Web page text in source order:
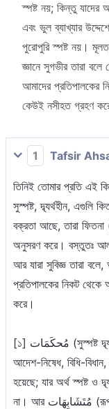
স্পষ্ট নয়; কিন্তু যাদের
এবং ভুল ব্যাখ্যার
পুরোপুরি স্পষ্ট নয়।
জ্ঞানে সুগভীর তারা
আমাদের প্রতিপালকের
কেউই নসীহত গ্রহণ
1 Tafsir
তিনিই তোমার প্রতি এই
সুস্পষ্ট, দ্ব্যর্থহীন, এগুলি
বক্রতা আছে, তারা ফিতনা
অনুসরণ করে। বস্তুতঃ
আর যারা সুবিজ্ঞ তারা
প্রতিপালকের নিকট
করে।
[১] مُحكَمَات (সুস্পষ্ট দ্ব্যর্থহীন) সেই আয়াতসমূহকে বলা হয় যাতে যাবতীয়
আদেশ-নিষেধ, বিধি-
হয়েছে; যার অর্থ স্পষ্ট ও
না। আর مُتَشَابِهَات (রূপক) আয়াতগুলো এর বিপরীত। যেমন, আল্লাহর